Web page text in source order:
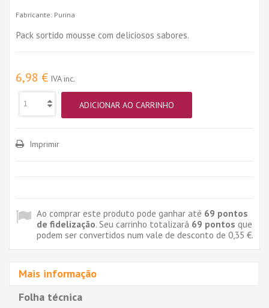
Fabricante: Purina
Pack sortido mousse com deliciosos sabores.
6,98 € IVA inc.
ADICIONAR AO CARRINHO
Imprimir
Ao comprar este produto pode ganhar até 69 pontos
de fidelização. Seu carrinho totalizará 69 pontos que
podem ser convertidos num vale de desconto de 0,35 €.
Mais informação
Folha técnica